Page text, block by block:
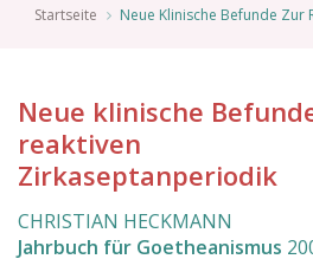
Pfadnavigation
Startseite Neue Klinische Befunde
Neue klinische
reaktiven
Zirkaseptanperiodik
CHRISTIAN HECKMANN
Jahrbuch für Goetheanismus